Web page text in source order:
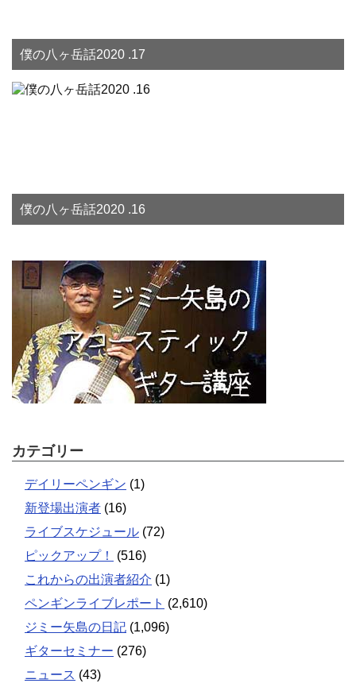
僕の八ヶ岳話2020 .17
僕の八ヶ岳話2020 .16
カテゴリー
デイリーペンギン (1)
新登場出演者 (16)
ライブスケジュール (72)
ピックアップ！
(516)
これからの出演者紹介 (1)
ペンギンライブレポート (2,610)
ジミー矢島の日記 (1,096)
ギターセミナー (276)
ニュース (43)